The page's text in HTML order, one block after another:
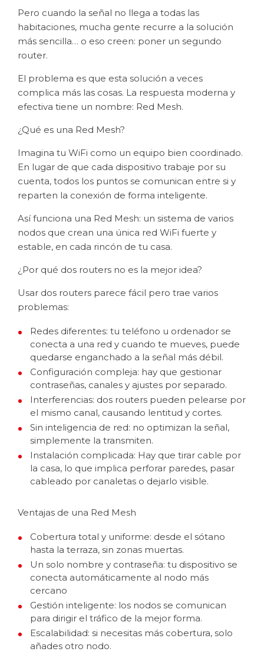
Pero cuando la señal no llega a todas las
habitaciones, mucha gente recurre a la solución
más sencilla… o eso creen: poner un segundo
router.
El problema es que esta solución a veces
complica más las cosas. La respuesta moderna y
efectiva tiene un nombre: Red Mesh.
¿Qué es una Red Mesh?
Imagina tu WiFi como un equipo bien coordinado.
En lugar de que cada dispositivo trabaje por su
cuenta, todos los puntos se comunican entre si y
reparten la conexión de forma inteligente.
Así funciona una Red Mesh: un sistema de varios
nodos que crean una única red WiFi fuerte y
estable, en cada rincón de tu casa.
¿Por qué dos routers no es la mejor idea?
Usar dos routers parece fácil pero trae varios
problemas:
Redes diferentes: tu teléfono u ordenador se
conecta a una red y cuando te mueves, puede
quedarse enganchado a la señal más débil.
Configuración compleja: hay que gestionar
contraseñas, canales y ajustes por separado.
Interferencias: dos routers pueden pelearse por
el mismo canal, causando lentitud y cortes.
Sin inteligencia de red: no optimizan la señal,
simplemente la transmiten.
Instalación complicada: Hay que tirar cable por
la casa, lo que implica perforar paredes, pasar
cableado por canaletas o dejarlo visible.
Ventajas de una Red Mesh
Cobertura total y uniforme: desde el sótano
hasta la terraza, sin zonas muertas.
Un solo nombre y contraseña: tu dispositivo se
conecta automáticamente al nodo más
cercano
Gestión inteligente: los nodos se comunican
para dirigir el tráfico de la mejor forma.
Escalabilidad: si necesitas más cobertura, solo
añades otro nodo.